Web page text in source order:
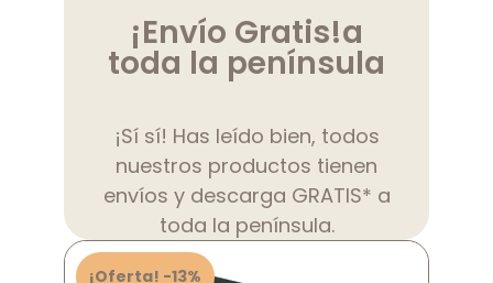
¡Envío Gratis!a
toda la península
¡Sí sí! Has leído bien, todos
nuestros productos tienen
envíos y descarga GRATIS* a
toda la península.
¡Oferta! -13%